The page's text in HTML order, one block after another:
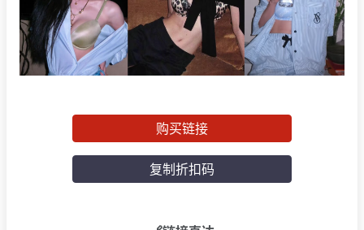
购买链接
复制折扣码